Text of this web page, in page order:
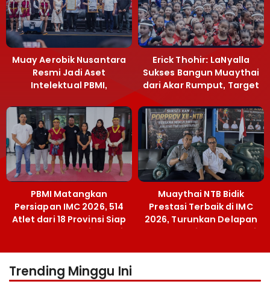
Muay Aerobik Nusantara
Resmi Jadi Aset
Intelektual PBMI,
Terobosan Bangun
Grassroots
Erick Thohir: LaNyalla
Sukses Bangun Muaythai
dari Akar Rumput, Target
PBMI Matangkan
Persiapan IMC 2026, 514
Atlet dari 18 Provinsi Siap
Berlaga Besok di Bekasi
Muaythai NTB Bidik
Prestasi Terbaik di IMC
2026, Turunkan Delapan
Atlet ke Kejurnas Bekasi
Trending Minggu Ini